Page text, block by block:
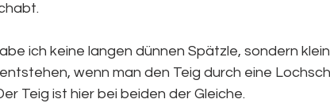
ich keine langen dünnen Spätzle, sondern
wenn man den Teig durch eine
Teig ist hier bei beiden der Gleiche.